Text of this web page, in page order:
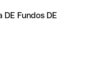
Fundos DE